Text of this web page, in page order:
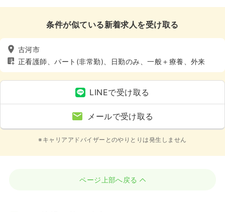
条件が似ている新着求人を受け取る
古河市
正看護師、パート(非常勤)、日勤のみ、一般＋療養、外来
LINEで受け取る
メールで受け取る
※キャリアアドバイザーとのやりとりは発生しません
ページ上部へ戻る